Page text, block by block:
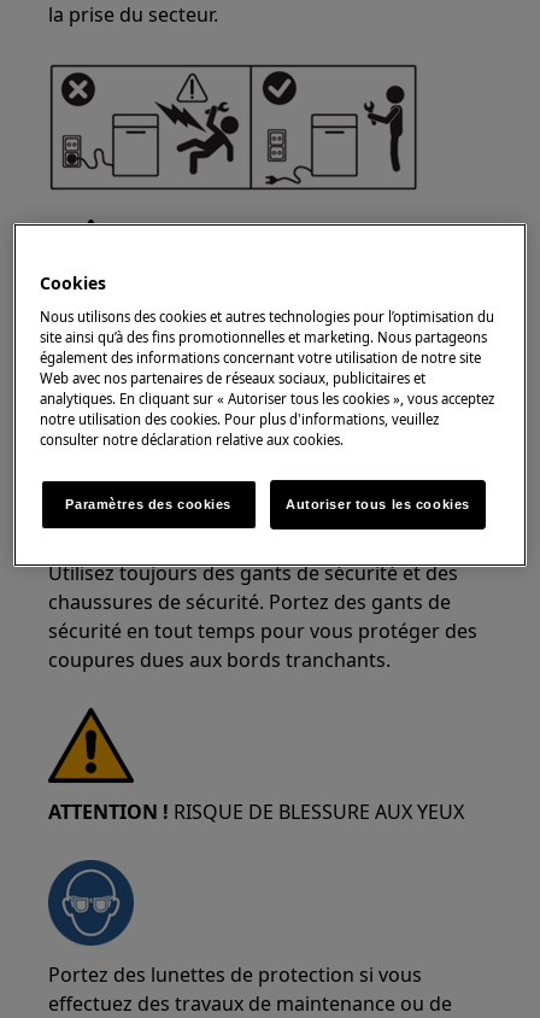
la prise du secteur.
ATTENTION !RISQUE DE BLESSURE
Faites toujours attention lorsque vous déplacez
des appareils. Pour les appareils lourds, il est
Utilisez toujours des gants de sécurité et des
chaussures de sécurité. Portez des gants de
sécurité en tout temps pour vous protéger des
coupures dues aux bords tranchants.
ATTENTION ! RISQUE DE BLESSURE AUX YEUX
Portez des lunettes de protection si vous
effectuez des travaux de maintenance ou de
Cookies
Nous utilisons des cookies et autres technologies pour l’optimisation du
site ainsi qu’à des fins promotionnelles et marketing. Nous partageons
également des informations concernant votre utilisation de notre site
Web avec nos partenaires de réseaux sociaux, publicitaires et
analytiques. En cliquant sur « Autoriser tous les cookies », vous acceptez
notre utilisation des cookies. Pour plus d'informations, veuillez
consulter notre déclaration relative aux cookies.
Paramètres des cookies Autoriser tous les cookies